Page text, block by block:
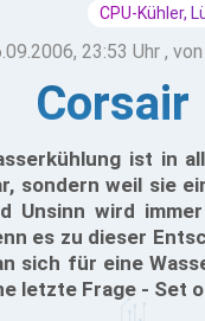
CPU-Kühler,
23:53 Uhr ,
ist in
sondern weil sie
Unsinn wird
es zu dieser
sich für eine
letzte Frage - Set